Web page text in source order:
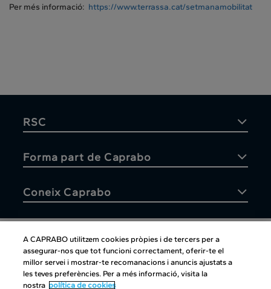
Per més informació: https://www.terrassa.cat/setmanamobilitat
RSC
Forma part de Caprabo
Coneix Caprabo
Atenció al client
A CAPRABO utilitzem cookies pròpies i de tercers per a
assegurar-nos que tot funcioni correctament, oferir-te el
millor servei i mostrar-te recomanacions i anuncis ajustats a
les teves preferències. Per a més informació, visita la
nostra política de cookies